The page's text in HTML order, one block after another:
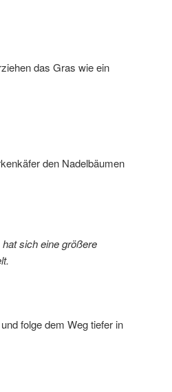
das Gras wie ein
den Nadelbäumen
sich eine größere
folge dem Weg tiefer in